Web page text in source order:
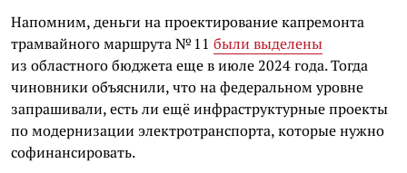
Напомним, деньги на проектирование капремонта
трамвайного маршрута № 11 были выделены
из областного бюджета еще в июле 2024 года. Тогда
чиновники объяснили, что на федеральном уровне
запрашивали, есть ли ещё инфраструктурные проекты
по модернизации электротранспорта, которые нужно
софинансировать.